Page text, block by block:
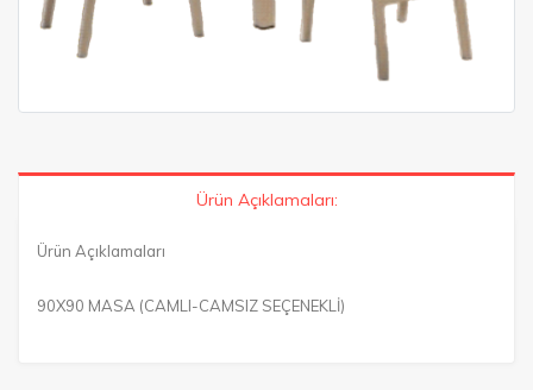
Ürün Açıklamaları:
Ürün Açıklamaları
90X90 MASA (CAMLI-CAMSIZ SEÇENEKLİ)